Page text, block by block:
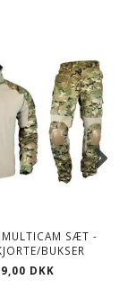
MULTICAM SÆT -
BUKSER
DKK